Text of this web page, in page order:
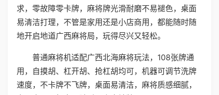
求，零故障零卡牌，麻将牌光滑耐磨不易褪色，桌面
易清洁打理，不管是家用还是小店商用，都能随时随
地开启地道广西麻将局，玩得尽兴又轻松。
普通麻将机适配广西北海麻将玩法，108张牌通
用，自摸胡、杠开胡、抢杠胡均可，机器可调节洗牌
速度，不卡牌不飞牌，桌面易清洁，麻将质感细腻，